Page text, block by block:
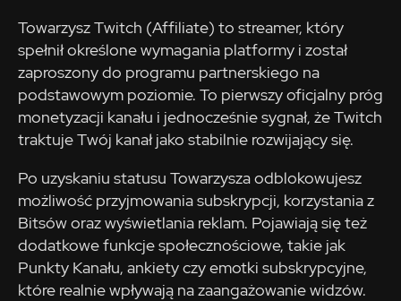
Towarzysz Twitch (Affiliate) to streamer, który
spełnił określone wymagania platformy i został
zaproszony do programu partnerskiego na
podstawowym poziomie. To pierwszy oficjalny próg
monetyzacji kanału i jednocześnie sygnał, że Twitch
traktuje Twój kanał jako stabilnie rozwijający się.
Po uzyskaniu statusu Towarzysza odblokowujesz
możliwość przyjmowania subskrypcji, korzystania z
Bitsów oraz wyświetlania reklam. Pojawiają się też
dodatkowe funkcje społecznościowe, takie jak
Punkty Kanału, ankiety czy emotki subskrypcyjne,
które realnie wpływają na zaangażowanie widzów.